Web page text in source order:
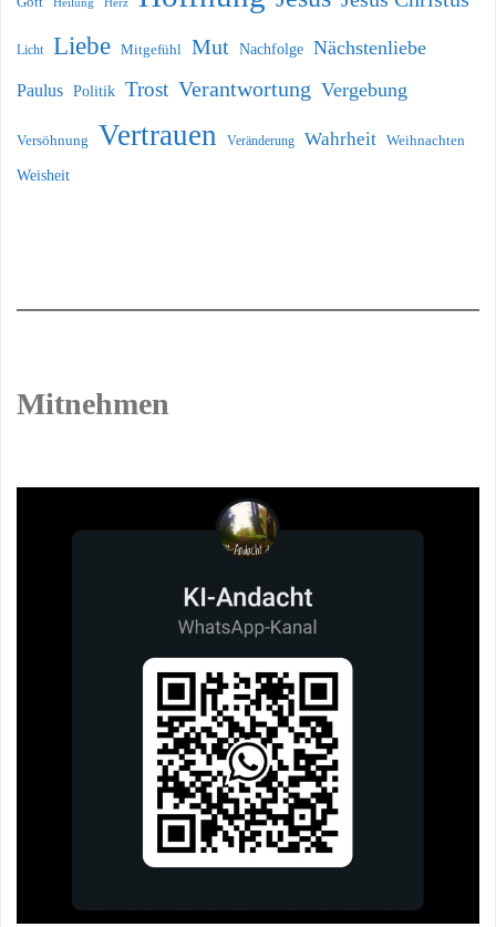
Licht Liebe Mitgefühl Mut Nachfolge Nächstenliebe
Paulus Politik Trost Verantwortung Vergebung
Versöhnung Vertrauen Veränderung Wahrheit Weihnachten
Weisheit
Mitnehmen